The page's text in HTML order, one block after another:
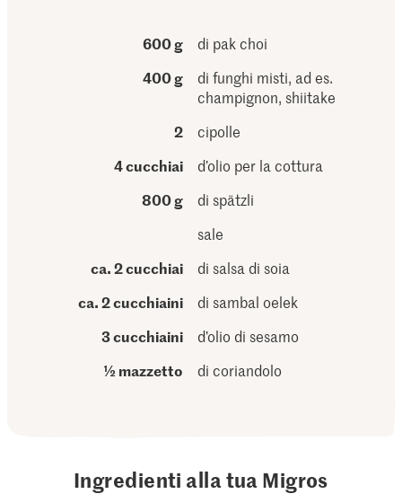
600 g
di pak choi
400 g
di funghi misti, ad es.
champignon, shiitake
2
cipolle
4 cucchiai
d’olio per la cottura
800 g
di spätzli
sale
ca. 2 cucchiai
di salsa di soia
ca. 2 cucchiaini
di sambal oelek
3 cucchiaini
d’olio di sesamo
½ mazzetto
di coriandolo
Ingredienti alla tua Migros